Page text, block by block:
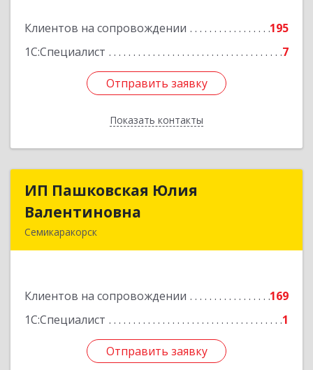
Клиентов на сопровождении
195
1С:Специалист
7
Отправить заявку
Показать контакты
Отправить заявку
Назад
ИП Пашковская Юлия
Валентиновна
Семикаракорск
Клиентов на сопровождении
169
1С:Специалист
1
Отправить заявку
ИП Пашковская Юлия
Подробнее
Отправить заявку